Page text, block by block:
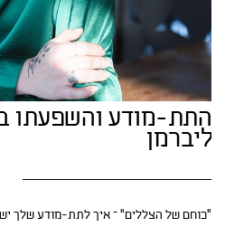
התת-מודע והשפעתו
ליברמן
“כוחם של הצללים״ – איך לתת-מודע שלך